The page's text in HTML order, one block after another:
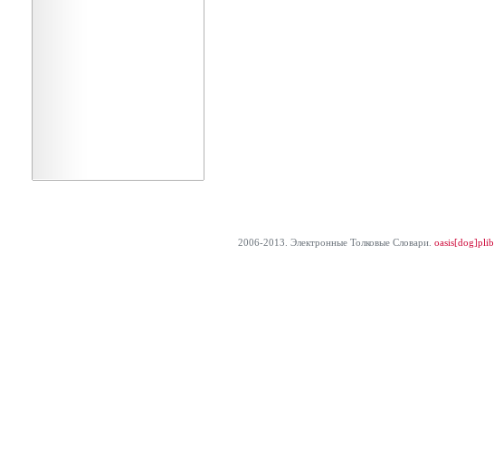
2006-2013. Электронные Толковые Cловари.